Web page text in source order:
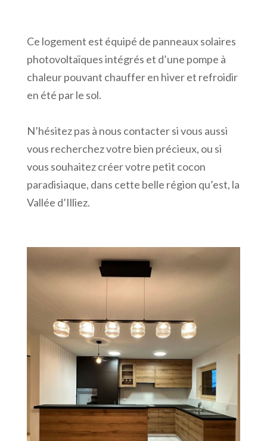
Ce logement est équipé de panneaux solaires
photovoltaïques intégrés et d’une pompe à
chaleur pouvant chauffer en hiver et refroidir
en été par le sol.
N’hésitez pas à nous contacter si vous aussi
vous recherchez votre bien précieux, ou si
vous souhaitez créer votre petit cocon
paradisiaque, dans cette belle région qu’est, la
Vallée d’Illiez.